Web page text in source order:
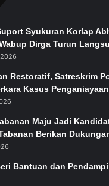
Syukuran Korlap
Dirga Turun
Restoratif, Satreskrim
Kasus
Maju Jadi
Berikan
Bantuan dan